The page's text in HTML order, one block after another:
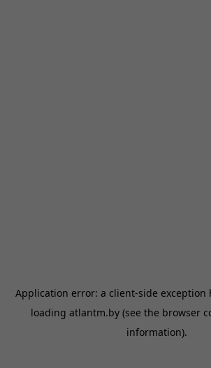
Application error: a client-side exception
loading atlantm.by (see the browser
information).